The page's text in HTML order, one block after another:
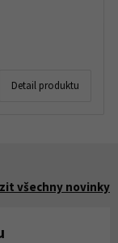
Detail produktu
všechny novinky